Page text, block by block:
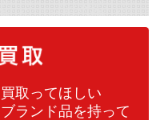
買取ってほしい
ブランド品を持って